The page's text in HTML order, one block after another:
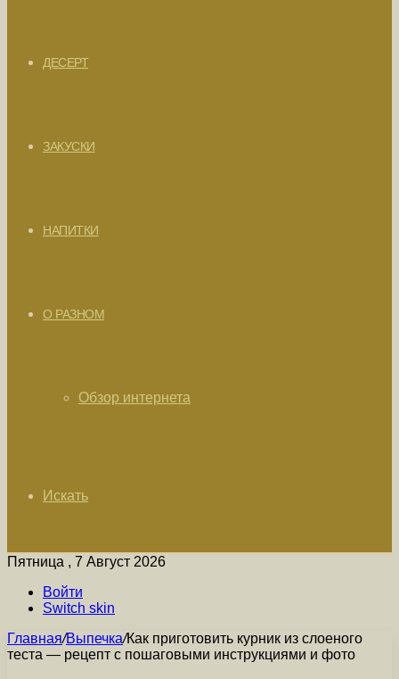
ДЕСЕРТ
ЗАКУСКИ
НАПИТКИ
О РАЗНОМ
Обзор интернета
Искать
Пятница , 7 Август 2026
Войти
Switch skin
Главная/Выпечка/Как приготовить курник из слоеного
теста — рецепт с пошаговыми инструкциями и фото